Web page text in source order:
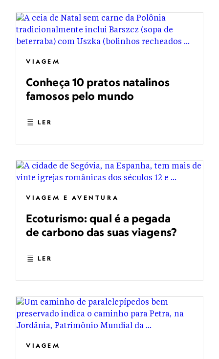
VIAGEM
Conheça 10 pratos natalinos
famosos pelo mundo
LER
VIAGEM E AVENTURA
Ecoturismo: qual é a pegada
de carbono das suas viagens?
LER
VIAGEM